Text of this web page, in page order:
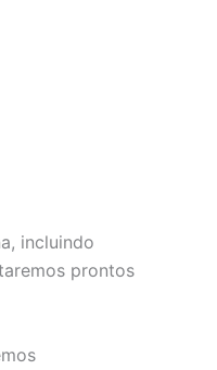
incluindo
prontos